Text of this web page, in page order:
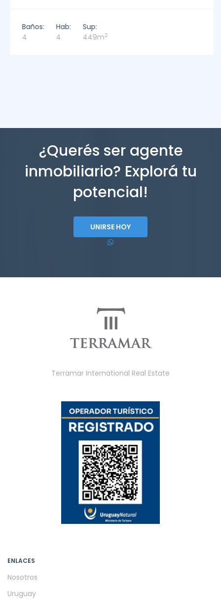
Baños:
4
Hab:
4
Sup:
449m2
¿Querés ser agente
inmobiliario? Explorá tu
potencial!
UNIRSE HOY
Terramar International Real Estate
ENLACES
Nosotros
Uruguay